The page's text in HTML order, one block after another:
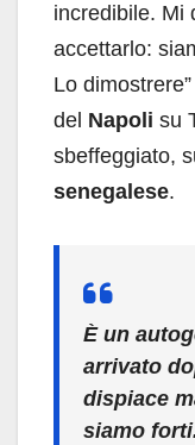
incredibile. Mi
accettarlo:
Lo
del Napoli su
sbeffeggiato,
senegalese.
È un
arrivato
dispiace
siamo